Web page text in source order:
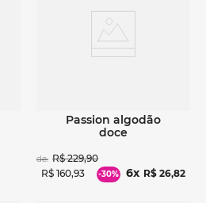
passion algodão
doce
de: R$ 229,90
R$ 160,93 -30% 6 R$ 26,82